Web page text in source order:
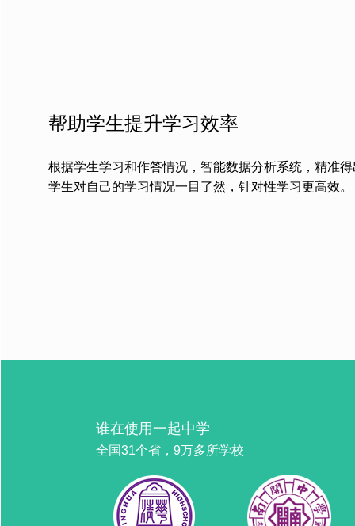
帮助学生提升学习效率
根据学生学习和作答情况，智能数据分析系统，精准
学生对自己的学习情况一目了然，针对性学习更高效。
谁在使用一起中学
全国31个省，9万多所学校